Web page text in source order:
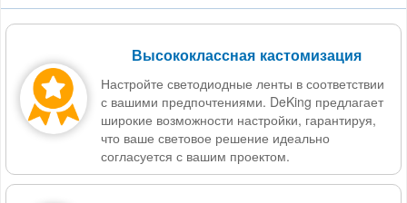
Высококлассная кастомизация
Настройте светодиодные ленты в соответствии
с вашими предпочтениями. DeKing предлагает
широкие возможности настройки, гарантируя,
что ваше световое решение идеально
согласуется с вашим проектом.